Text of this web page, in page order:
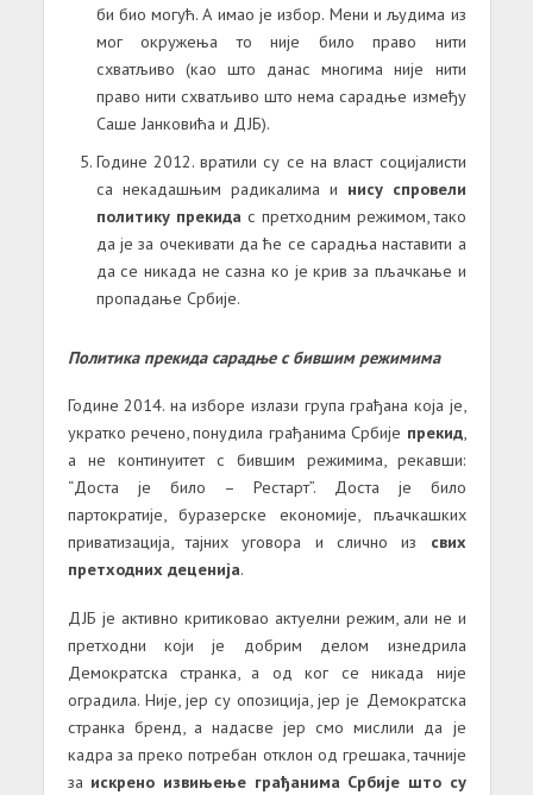
би био могућ. А имао је избор. Мени и људима из
мог окружења то није било право нити
схватљиво (као што данас многима није нити
право нити схватљиво што нема сарадње између
Саше Јанковића и ДЈБ).
Године 2012. вратили су се на власт социјалисти
са некадашњим радикалима и нису спровели
политику прекида с претходним режимом, тако
да је за очекивати да ће се сарадња наставити а
да се никада не сазна ко је крив за пљачкање и
пропадање Србије.
Политика прекида сарадње с бившим режимима
Године 2014. на изборе излази група грађана која је,
укратко речено, понудила грађанима Србије прекид,
а не континуитет с бившим режимима, рекавши:
“Доста је било – Рестарт”. Доста је било
партократије, буразерске економије, пљачкашких
приватизација, тајних уговора и слично из свих
претходних деценија.
ДЈБ је активно критиковао актуелни режим, али не и
претходни који је добрим делом изнедрила
Демократска странка, а од ког се никада није
оградила. Није, јер су опозиција, јер је Демократска
странка бренд, а надасве јер смо мислили да је
кадра за преко потребан отклон од грешака, тачније
за искрено извињење грађанима Србије што су